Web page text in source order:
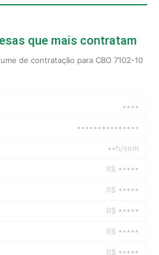
que mais contratam
de contratação para CBO 7102-10
••••
•••••••••••••••
••h/sem
R$ •••••
R$ •••••
R$ •••••
R$ •••••
R$ •••••